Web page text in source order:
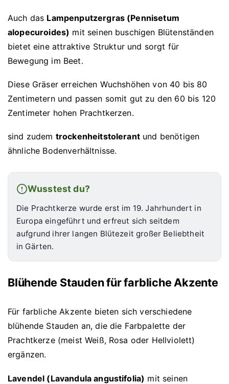
Auch das Lampenputzergras (Pennisetum
alopecuroides) mit seinen buschigen Blütenständen
bietet eine attraktive Struktur und sorgt für
Bewegung im Beet.
Diese Gräser erreichen Wuchshöhen von 40 bis 80
Zentimetern und passen somit gut zu den 60 bis 120
Zentimeter hohen Prachtkerzen.
sind zudem trockenheitstolerantund benötigen
ähnliche Bodenverhältnisse.
Wusstest du?
Die Prachtkerze wurde erst im 19. Jahrhundert in
Europa eingeführt und erfreut sich seitdem
aufgrund ihrer langen Blütezeit großer Beliebtheit
in Gärten.
Blühende Stauden für farbliche Akzente
Für farbliche Akzente bieten sich verschiedene
blühende Stauden an, die die Farbpalette der
Prachtkerze (meist Weiß, Rosa oder Hellviolett)
ergänzen.
Lavendel (Lavandula angustifolia) mit seinen